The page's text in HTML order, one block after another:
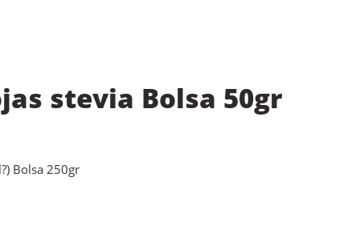
stevia Bolsa 50gr
Bolsa 250gr